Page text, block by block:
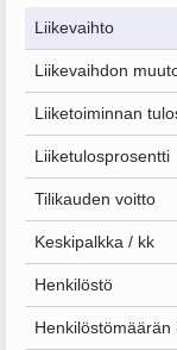
Liikevaihto
Liikevaihdon
Liiketoiminnan
Liiketulosprosentti
Tilikauden voitto
Keskipalkka / kk
Henkilöstö